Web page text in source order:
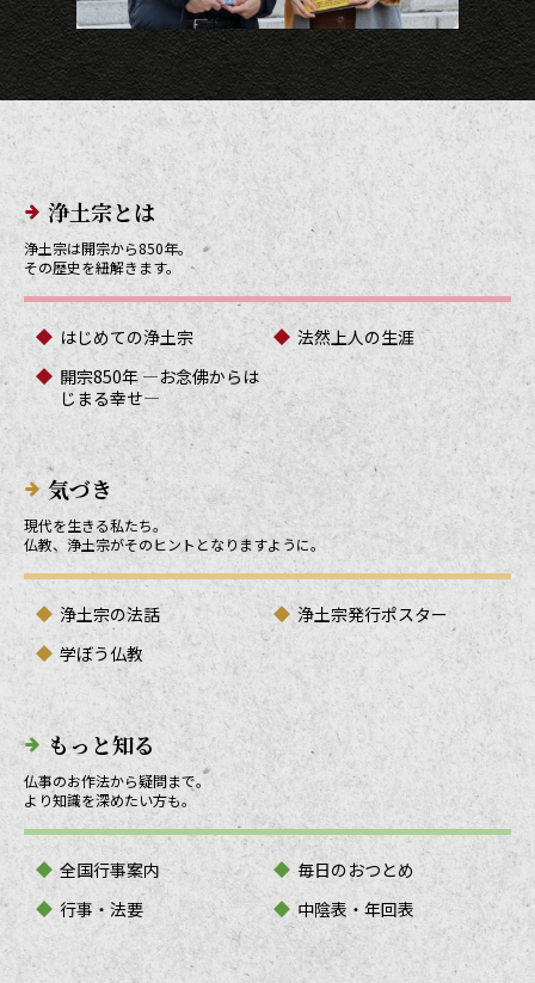
メインメニューリンク
浄土宗とは
浄土宗は開宗から850年。
その歴史を紐解きます。
はじめての浄土宗
法然上人の生涯
開宗850年 ―お念佛からは
じまる幸せ―
気づき
現代を生きる私たち。
仏教、浄土宗がそのヒントとなりますように。
浄土宗の法話
浄土宗発行ポスター
学ぼう仏教
もっと知る
仏事のお作法から疑問まで。
より知識を深めたい方も。
全国行事案内
毎日のおつとめ
行事・法要
中陰表・年回表